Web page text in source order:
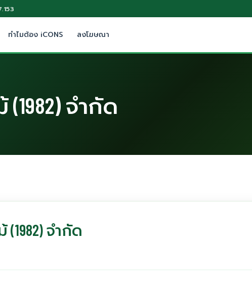
ทำไมต้อง iCONS ลงโฆษณา
จำกัด
จำกัด